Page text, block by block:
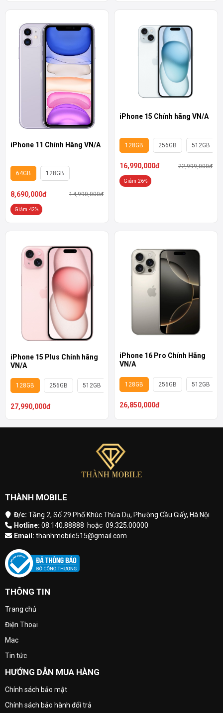
iPhone 11 Chính Hãng VN/A
64GB 128GB
8,690,000đ 14,990,000đ
Giảm 42%
iPhone 15 Chính hãng VN/A
128GB 256GB 512GB
16,990,000đ 22,999,000đ
Giảm 26%
iPhone 15 Plus Chính hãng
VN/A
128GB 256GB 512GB
27,990,000đ
iPhone 16 Pro Chính Hãng
VN/A
128GB 256GB 512GB
26,850,000đ
THÀNH MOBILE
Đ/c: Tầng 2, Số 29 Phố Khúc Thừa Dụ, Phường Cầu Giấy, Hà Nội
Hotline: 08.140.88888 hoặc 09.325.00000
Email: thanhmobile515@gmail.com
THÔNG TIN
Trang chủ
Điện Thoại
Mac
Tin tức
HƯỚNG DẪN MUA HÀNG
Chính sách bảo mật
Chính sách bảo hành đổi trả